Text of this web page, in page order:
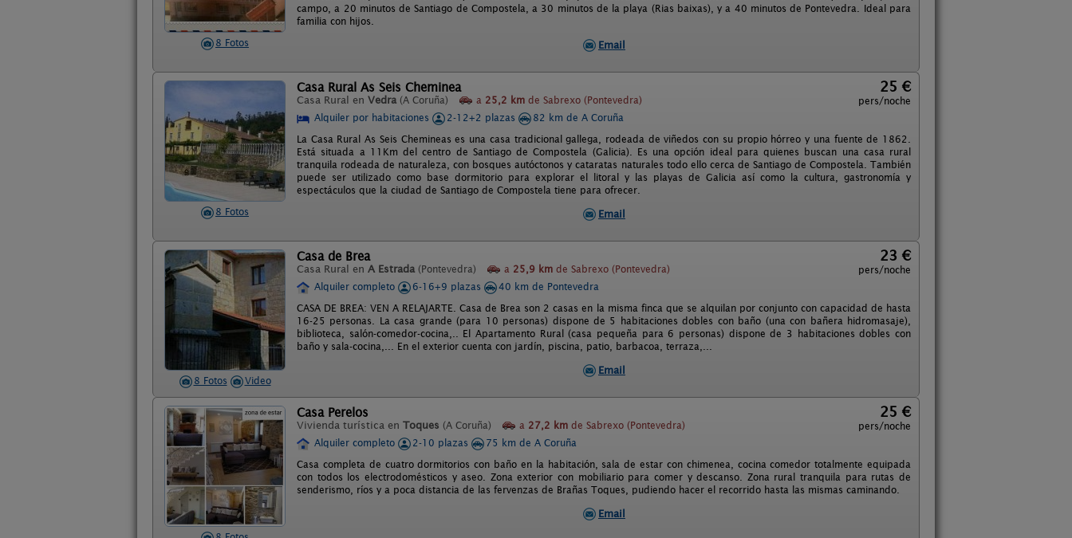
8 Fotos
campo, a 20 minutos de Santiago de Compostela, a 30 minutos de la playa (Rias baixas), y a 40 minutos de Pontevedra. Ideal para
familia con hijos.
Email
8 Fotos
Casa Rural As Seis Cheminea
Casa Rural en Vedra (A Coruña) a 25,2 km de Sabrexo (Pontevedra)
25 €
pers/noche
Alquiler por habitaciones
2-12+2 plazas
82 km de A Coruña
La Casa Rural As Seis Chemineas es una casa tradicional gallega, rodeada de viñedos con su propio hórreo y una fuente de 1862.
Está situada a 11Km del centro de Santiago de Compostela (Galicia). Es una opción ideal para quienes buscan una casa rural
tranquila rodeada de naturaleza, con bosques autóctonos y cataratas naturales todo ello cerca de Santiago de Compostela. También
puede ser utilizado como base dormitorio para explorar el litoral y las playas de Galicia así como la cultura, gastronomía y
espectáculos que la ciudad de Santiago de Compostela tiene para ofrecer.
Email
8 Fotos Video
Casa de Brea
Casa Rural en A Estrada (Pontevedra) a 25,9 km de Sabrexo (Pontevedra)
23 €
pers/noche
Alquiler completo
6-16+9 plazas
40 km de Pontevedra
CASA DE BREA: VEN A RELAJARTE. Casa de Brea son 2 casas en la misma finca que se alquilan por conjunto con capacidad de hasta
16-25 personas. La casa grande (para 10 personas) dispone de 5 habitaciones dobles con baño (una con bañera hidromasaje),
biblioteca, salón-comedor-cocina,.. El Apartamento Rural (casa pequeña para 6 personas) dispone de 3 habitaciones dobles con
baño y sala-cocina,... En el exterior cuenta con jardín, piscina, patio, barbacoa, terraza,...
Email
Casa Perelos
Vivienda turística en Toques (A Coruña) a 27,2 km de Sabrexo (Pontevedra)
25 €
pers/noche
Alquiler completo
2-10 plazas
75 km de A Coruña
Casa completa de cuatro dormitorios con baño en la habitación, sala de estar con chimenea, cocina comedor totalmente equipada
con todos los electrodomésticos y aseo. Zona exterior con mobiliario para comer y descanso. Zona rural tranquila para rutas de
senderismo, ríos y a poca distancia de las fervenzas de Brañas Toques, pudiendo hacer el recorrido hasta las mismas caminando.
Email